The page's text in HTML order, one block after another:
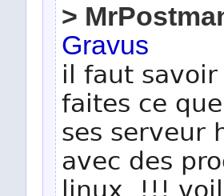
>
Gravus
il faut
faites ce
ses serveur
avec des